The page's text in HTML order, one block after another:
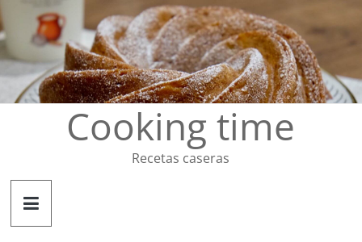
Saltar
al
contenido
Cooking time
Recetas caseras